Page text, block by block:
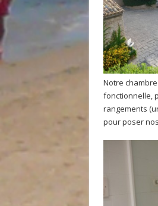
Notre
fonctionnelle,
rangements
pour poser